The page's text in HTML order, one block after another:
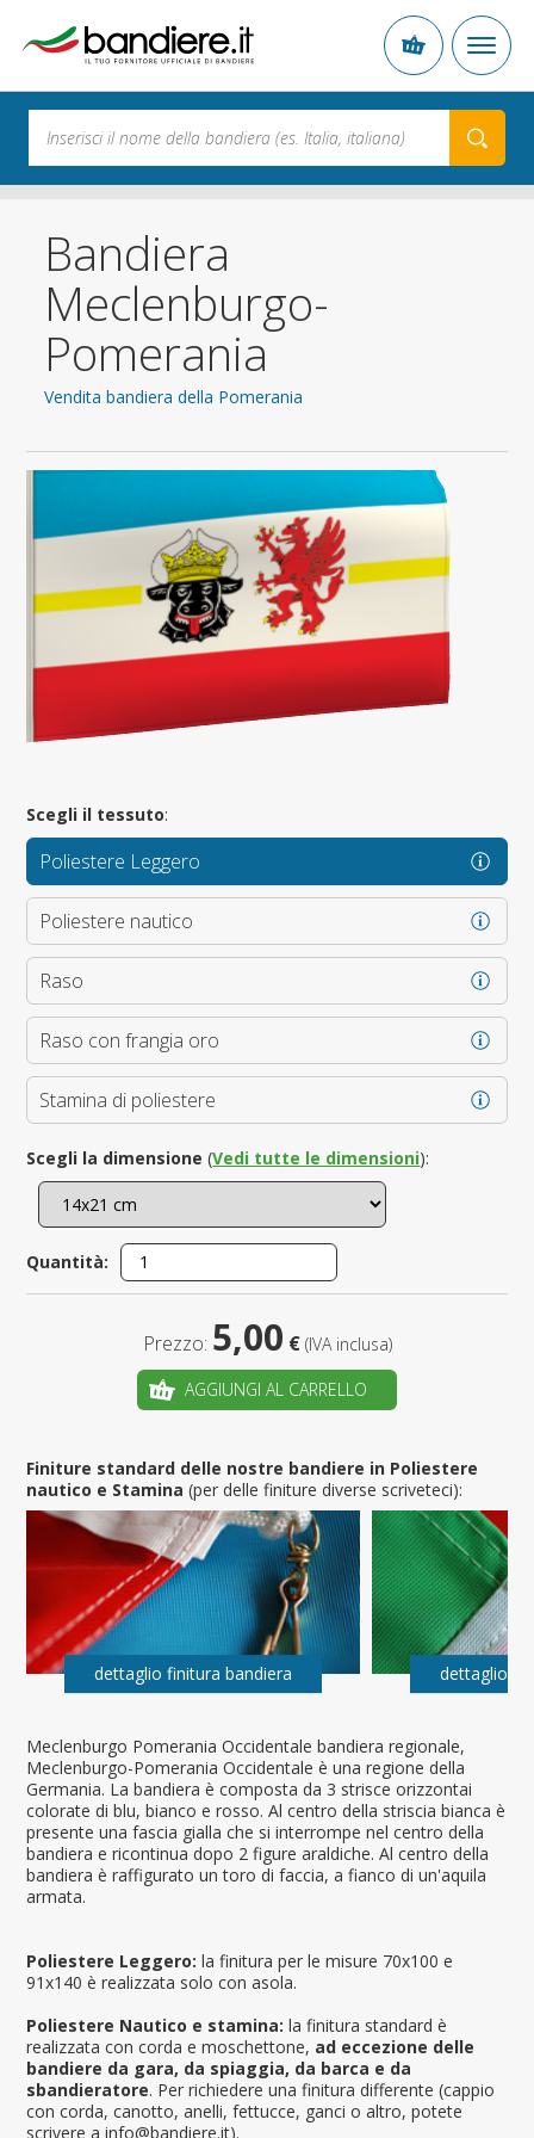
Bandiera
Meclenburgo-
Pomerania
Vendita bandiera della Pomerania
Meclenburgo Pomerania Occidentale bandiera regionale,
Meclenburgo-Pomerania Occidentale è una regione della
Germania. La bandiera è composta da 3 strisce orizzontai
colorate di blu, bianco e rosso. Al centro della striscia bianca è
presente una fascia gialla che si interrompe nel centro della
bandiera e ricontinua dopo 2 figure araldiche. Al centro della
bandiera è raffigurato un toro di faccia, a fianco di un'aquila
armata.
Poliestere Leggero: la finitura per le misure 70x100 e
91x140 è realizzata solo con asola.
Poliestere Nautico e stamina: la finitura standard è
realizzata con corda e moschettone, ad eccezione delle
bandiere da gara, da spiaggia, da barca e da
sbandieratore. Per richiedere una finitura differente (cappio
con corda, canotto, anelli, fettucce, ganci o altro, potete
scrivere a info@bandiere.it).
Scegli il tessuto:
Poliestere Leggero
Poliestere nautico
Raso
Raso con frangia oro
Stamina di poliestere
Scegli la dimensione (Vedi tutte le dimensioni):
Quantità:
Prezzo: 5,00 € (IVA inclusa)
AGGIUNGI AL CARRELLO
Finiture standard delle nostre bandiere in Poliestere
nautico e Stamina(per delle finiture diverse scriveteci):
dettaglio finitura bandiera dettaglio